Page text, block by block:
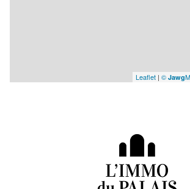
Leaflet | © Jawg